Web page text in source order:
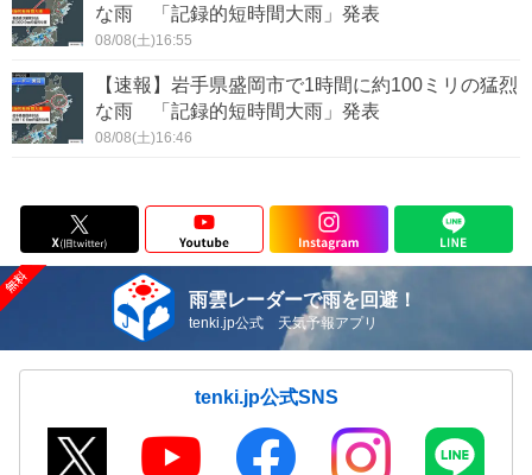
な雨 「記録的短時間大雨」発表
08/08(土)16:55
【速報】岩手県盛岡市で1時間に約100ミリの猛烈
な雨 「記録的短時間大雨」発表
08/08(土)16:46
雨雲レーダーで雨を回避！
tenki.jp公式 天気予報アプリ
tenki.jp公式SNS